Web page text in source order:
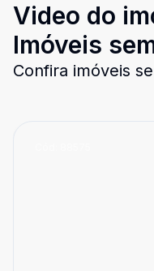
Video do
Imóveis
Confira imóveis